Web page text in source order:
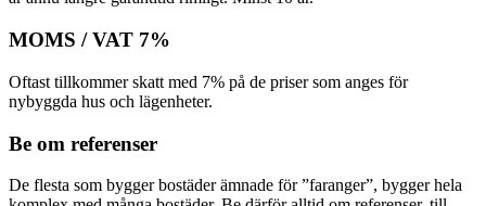
MOMS / VAT 7%
Oftast tillkommer skatt med 7% på de priser som anges för
nybyggda hus och lägenheter.
Be om referenser
De flesta som bygger bostäder ämnade för ”faranger”, bygger hela